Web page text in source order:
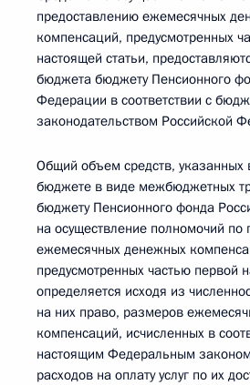
предоставлению ежемесячных
компенсаций, предусмотренных
настоящей статьи,
бюджета бюджету Пенсионного
Федерации в соответствии с
законодательством Российской
Общий объем средств, указанных
бюджете в виде межбюджетных
бюджету Пенсионного фонда
на осуществление полномочий по
ежемесячных денежных
предусмотренных частью первой
определяется исходя из
на них право, размеров
компенсаций, исчисленных в
настоящим Федеральным
расходов на оплату услуг по их